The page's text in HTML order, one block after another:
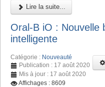
Lire la suite...
Oral-B iO : Nouvelle
intelligente
Catégorie : Nouveauté
Publication : 17 août 2020
Mis à jour : 17 août 2020
Affichages : 8609